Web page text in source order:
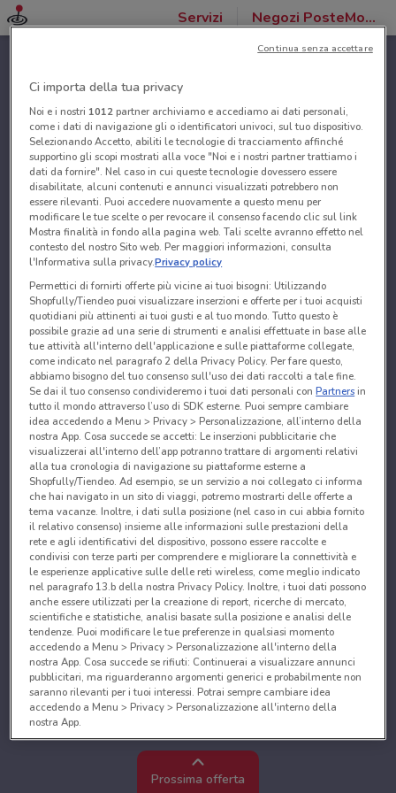
Servizi Negozi PosteMobile
Prossima offerta
Ci importa della tua privacy
Noi e i nostri 1012partner archiviamo e accediamo ai dati personali,
come i dati di navigazione gli o identificatori univoci, sul tuo dispositivo.
Selezionando Accetto, abiliti le tecnologie di tracciamento affinché
supportino gli scopi mostrati alla voce "Noi e i nostri partner trattiamo i
dati da fornire". Nel caso in cui queste tecnologie dovessero essere
disabilitate, alcuni contenuti e annunci visualizzati potrebbero non
essere rilevanti. Puoi accedere nuovamente a questo menu per
modificare le tue scelte o per revocare il consenso facendo clic sul link
Mostra finalità in fondo alla pagina web. Tali scelte avranno effetto nel
contesto del nostro Sito web. Per maggiori informazioni, consulta
l'Informativa sulla privacy.Privacy policy
Permettici di fornirti offerte più vicine ai tuoi bisogni: Utilizzando
Shopfully/Tiendeo puoi visualizzare inserzioni e offerte per i tuoi acquisti
quotidiani più attinenti ai tuoi gusti e al tuo mondo. Tutto questo è
possibile grazie ad una serie di strumenti e analisi effettuate in base alle
tue attività all'interno dell'applicazione e sulle piattaforme collegate,
come indicato nel paragrafo 2 della Privacy Policy. Per fare questo,
abbiamo bisogno del tuo consenso sull'uso dei dati raccolti a tale fine.
Se dai il tuo consenso condivideremo i tuoi dati personali conPartnersin
tutto il mondo attraverso l’uso di SDK esterne. Puoi sempre cambiare
idea accedendo a Menu > Privacy > Personalizzazione, all’interno della
nostra App. Cosa succede se accetti: Le inserzioni pubblicitarie che
visualizzerai all'interno dell’app potranno trattare di argomenti relativi
alla tua cronologia di navigazione su piattaforme esterne a
Shopfully/Tiendeo. Ad esempio, se un servizio a noi collegato ci informa
che hai navigato in un sito di viaggi, potremo mostrarti delle offerte a
tema vacanze. Inoltre, i dati sulla posizione (nel caso in cui abbia fornito
il relativo consenso) insieme alle informazioni sulle prestazioni della
rete e agli identificativi del dispositivo, possono essere raccolte e
condivisi con terze parti per comprendere e migliorare la connettività e
le esperienze applicative sulle delle reti wireless, come meglio indicato
nel paragrafo 13.b della nostra Privacy Policy. Inoltre, i tuoi dati possono
anche essere utilizzati per la creazione di report, ricerche di mercato,
scientifiche e statistiche, analisi basate sulla posizione e analisi delle
tendenze. Puoi modificare le tue preferenze in qualsiasi momento
accedendo a Menu > Privacy > Personalizzazione all'interno della
nostra App. Cosa succede se rifiuti: Continuerai a visualizzare annunci
pubblicitari, ma riguarderanno argomenti generici e probabilmente non
saranno rilevanti per i tuoi interessi. Potrai sempre cambiare idea
accedendo a Menu > Privacy > Personalizzazione all'interno della
nostra App.
Noi e i nostri partner trattiamo i dati per fornire:
Utilizzare dati di geolocalizzazione precisi. Scansione attiva delle
caratteristiche del dispositivo ai fini dell’identificazione. Archiviare
Continua senza accettare